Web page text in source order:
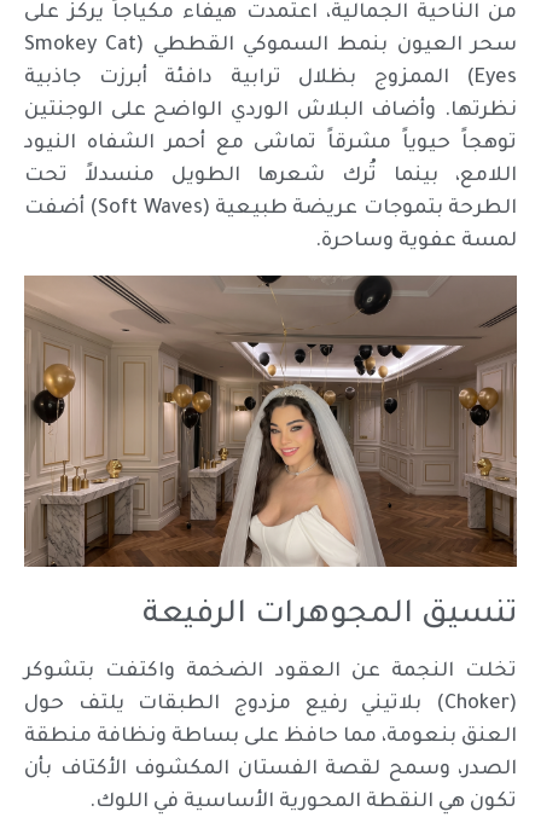
من الناحية الجمالية، اعتمدت هيفاء مكياجاً يركز على
سحر العيون بنمط السموكي القططي (Smokey Cat
Eyes) الممزوج بظلال ترابية دافئة أبرزت جاذبية
نظرتها. وأضاف البلاش الوردي الواضح على الوجنتين
توهجاً حيوياً مشرقاً تماشى مع أحمر الشفاه النيود
اللامع، بينما تُرك شعرها الطويل منسدلاً تحت
الطرحة بتموجات عريضة طبيعية (Soft Waves) أضفت
لمسة عفوية وساحرة.
تنسيق المجوهرات الرفيعة
تخلت النجمة عن العقود الضخمة واكتفت بتشوكر
(Choker) بلاتيني رفيع مزدوج الطبقات يلتف حول
العنق بنعومة، مما حافظ على بساطة ونظافة منطقة
الصدر، وسمح لقصة الفستان المكشوف الأكتاف بأن
تكون هي النقطة المحورية الأساسية في اللوك.